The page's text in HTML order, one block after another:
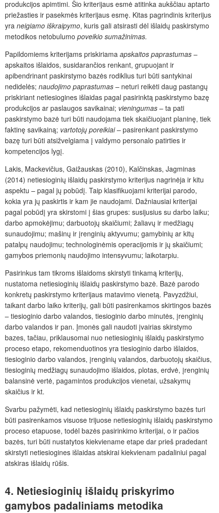
produkcijos apimtimi. Šio kriterijaus esmė atitinka aukščiau aptarto
priežasties ir pasekmės kriterijaus esmę. Kitas pagrindinis kriterijus
yra neigiamo iškraipymo, kuris gali atsirasti dėl išlaidų paskirstymo
metodikos netobulumo poveikio sumažinimas.
Papildomiems kriterijams priskiriama apskaitos paprastumas –
apskaitos išlaidos, susidarančios renkant, grupuojant ir
apibendrinant paskirstymo bazės rodiklius turi būti santykinai
nedidelės; naudojimo paprastumas – neturi reikėti daug pastangų
priskiriant netiesiogines išlaidas pagal pasirinktą paskirstymo bazę
produkcijos ar paslaugos savikainai; vieningumas – ta pati
paskirstymo bazė turi būti naudojama tiek skaičiuojant planinę, tiek
faktinę savikainą; vartotojų poreikiai – pasirenkant paskirstymo
bazę turi būti atsižvelgiama į valdymo personalo patirties ir
kompetencijos lygį.
Lakis, Mackevičius, Gaižauskas (2010), Kalčinskas, Jagminas
(2014) netiesioginių išlaidų paskirstymo kriterijus nagrinėja ir kitu
aspektu – pagal jų pobūdį. Taip klasifikuojami kriterijai parodo,
kokia yra jų paskirtis ir kam jie naudojami. Dažniausiai kriterijai
pagal pobūdį yra skirstomi į šias grupes: susijusius su darbo laiku;
darbo apmokėjimu; darbuotojų skaičiumi; žaliavų ir medžiagų
sunaudojimu; mašinų ir įrenginių aktyvumu; gamybinių ar kitų
patalpų naudojimu; technologinėmis operacijomis ir jų skaičiumi;
gamybos priemonių naudojimo intensyvumu; laikotarpiu.
Pasirinkus tam tikroms išlaidoms skirstyti tinkamą kriterijų,
nustatoma netiesioginių išlaidų paskirstymo bazė. Bazė parodo
konkretų paskirstymo kriterijaus matavimo vienetą. Pavyzdžiui,
taikant darbo laiko kriterijų, gali būti pasirenkamos skirtingos bazės
– tiesioginio darbo valandos, tiesioginio darbo minutės, įrenginių
darbo valandos ir pan. Įmonės gali naudoti įvairias skirstymo
bazes, tačiau, priklausomai nuo netiesioginių išlaidų paskirstymo
proceso etapo, rekomenduotinos yra tiesioginio darbo išlaidos,
tiesioginio darbo valandos, įrenginių valandos, darbuotojų skaičius,
tiesioginių medžiagų sunaudojimo išlaidos, plotas, erdvė, įrenginių
balansinė vertė, pagamintos produkcijos vienetai, užsakymų
skaičius ir kt.
Svarbu pažymėti, kad netiesioginių išlaidų paskirstymo bazės turi
būti pasirenkamos visuose trijuose netiesioginių išlaidų paskirstymo
proceso etapuose, todėl bazės pasirinkimo kriterijai, o ir pačios
bazės, turi būti nustatytos kiekviename etape dar prieš pradedant
skirstyti netiesiogines išlaidas atskirai kiekvienam padaliniui pagal
atskiras išlaidų rūšis.
4. Netiesioginių išlaidų priskyrimo
gamybos padaliniams metodika